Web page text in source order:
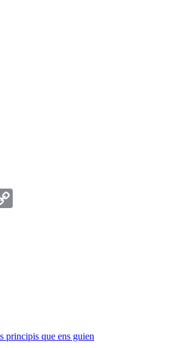
principis que ens guien